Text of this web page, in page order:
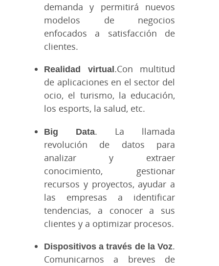
demanda y permitirá nuevos
modelos de negocios
enfocados a satisfacción de
clientes.
Realidad virtual.Con multitud
de aplicaciones en el sector del
ocio, el turismo, la educación,
los esports, la salud, etc.
Big Data. La llamada
revolución de datos para
analizar y extraer
conocimiento, gestionar
recursos y proyectos, ayudar a
las empresas a identificar
tendencias, a conocer a sus
clientes y a optimizar procesos.
Dispositivos a través de la Voz.
Comunicarnos a breves de